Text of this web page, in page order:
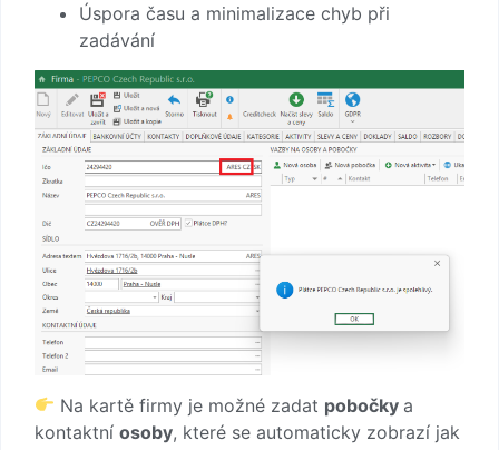
Úspora času a minimalizace chyb při
zadávání
Na kartě firmy je možné zadat pobočky a
kontaktní osoby, které se automaticky zobrazí jak